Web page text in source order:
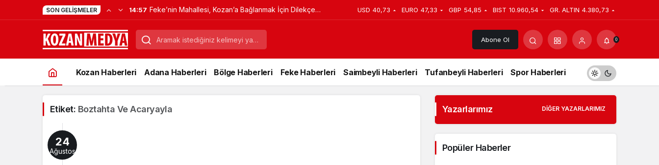
SON GELIŞMELER 14:57 Feke’nin Mahallesi, Kozan’a Bağlanmak İçin Dilekçe
Verdi
USD 40,73 EURO 47,33 GBP 54,85 BIST 10.960,54 GR. ALTIN 4.380,73
Abone Ol 0
Kozan Haberleri Adana Haberleri Bölge Haberleri Feke Haberleri Saimbeyli Haberleri Tufanbeyli Haberleri Spor Haberleri
Etiket: Boztahta Ve Acaryayla
24
Ağustos
Yazarlarımız DIĞER YAZARLARIMIZ
Popüler Haberler